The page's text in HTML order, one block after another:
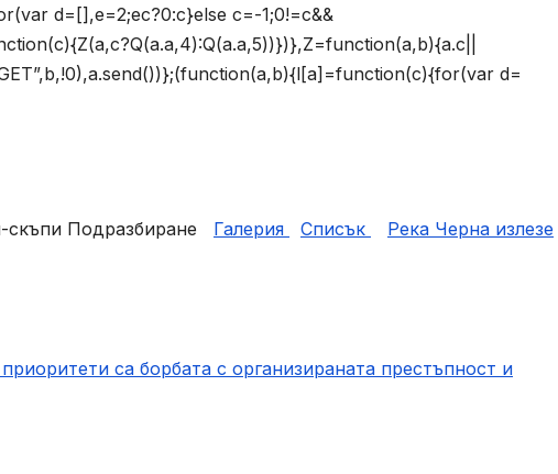
d=[],e=2;ec?0:c}else c=-1;0!=c&&
d=
Подразбиране Галерия Списък
Река Черна излезе
са борбата с организираната престъпност и